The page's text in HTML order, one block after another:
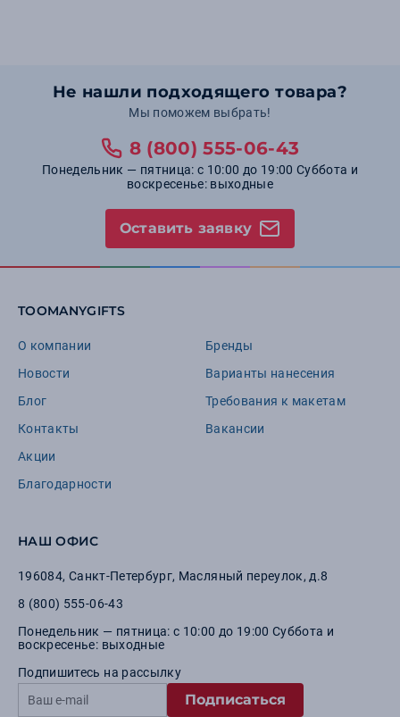
Не нашли подходящего товара?
Мы поможем выбрать!
8 (800) 555-06-43
Понедельник — пятница: с 10:00 до 19:00 Суббота и
воскресенье: выходные
Оставить заявку
TOOMANYGIFTS
О компании
Новости
Блог
Контакты
Акции
Благодарности
Бренды
Варианты нанесения
Требования к макетам
Вакансии
НАШ ОФИС
196084, Санкт-Петербург, Масляный переулок, д.8
8 (800) 555-06-43
Понедельник — пятница: с 10:00 до 19:00 Суббота и
воскресенье: выходные
Подпишитесь на рассылку
Подписаться